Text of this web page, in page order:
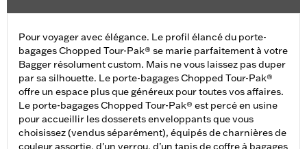
Pour voyager avec élégance. Le profil élancé du porte-
bagages Chopped Tour-Pak® se marie parfaitement à votre
Bagger résolument custom. Mais ne vous laissez pas duper
par sa silhouette. Le porte-bagages Chopped Tour-Pak®
offre un espace plus que généreux pour toutes vos affaires.
Le porte-bagages Chopped Tour-Pak® est percé en usine
pour accueillir les dosserets enveloppants que vous
choisissez (vendus séparément), équipés de charnières de
couleur assortie, d'un verrou, d’un tapis de coffre à bagages